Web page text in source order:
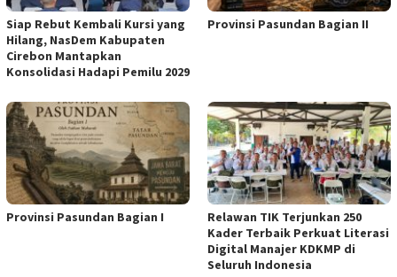
Siap Rebut Kembali Kursi yang
Hilang, NasDem Kabupaten
Cirebon Mantapkan
Konsolidasi Hadapi Pemilu 2029
Provinsi Pasundan Bagian II
Provinsi Pasundan Bagian I
Relawan TIK Terjunkan 250
Kader Terbaik Perkuat Literasi
Digital Manajer KDKMP di
Seluruh Indonesia